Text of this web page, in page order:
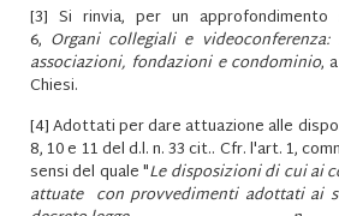
[3] Si rinvia, per un
6, Organi collegiali e
associazioni, fondazioni e condominio,
Chiesi.
[4]Adottati per dare attuazione alle
8, 10 e 11 del d.l. n. 33 cit.. Cfr. l'art. 1,
sensi del quale "Le disposizioni di cui ai
attuate con provvedimenti adottati ai